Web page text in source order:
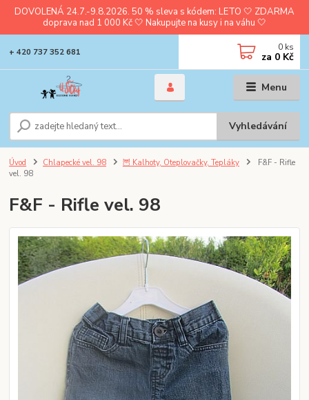
DOVOLENÁ 24.7.-9.8.2026. 50 % sleva s kódem: LETO 🤍 ZDARMA
doprava nad 1 000 Kč 🤍 Nakupujte na kusy i na váhu 🤍
Menu
Vyhledávání
+ 420 737 352 681 0 ks
za 0 Kč
Úvod Chlapecké vel. 98 🦉 Kalhoty, Oteplovačky, Tepláky
F&F - Rifle
vel. 98
F&F - Rifle vel. 98